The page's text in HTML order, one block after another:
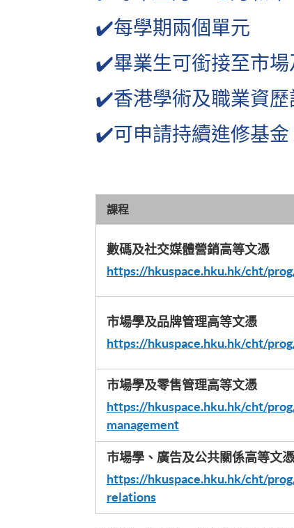
✔️每學期兩個單元
✔️畢業生可銜接至市場
✔️香港學術及職業資歷
✔️可申請持續進修基金
課程
數碼及社交媒體營銷高等文憑
https://hkuspace.hku.hk/cht/
市場學及品牌管理高等文憑
https://hkuspace.hku.hk/cht/
市場學及零售管理高等文憑
https://hkuspace.hku.hk/cht/
management
市場學、廣告及公共關係高等文憑
https://hkuspace.hku.hk/cht/
relations